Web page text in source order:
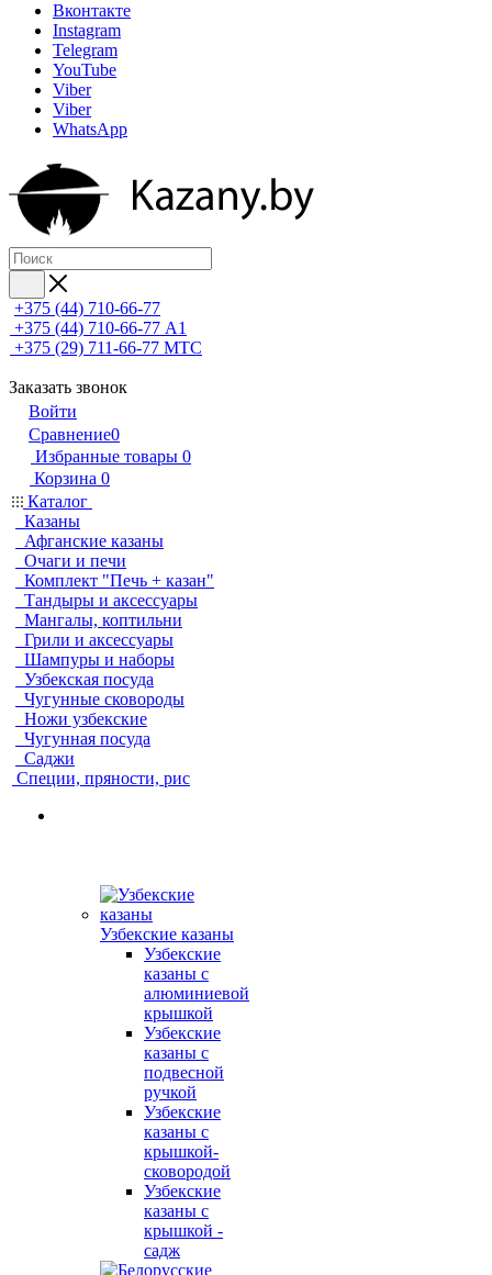
Вконтакте
Instagram
Telegram
YouTube
Viber
Viber
WhatsApp
+375 (44) 710-66-77
+375 (44) 710-66-77 А1
+375 (29) 711-66-77 МТС
Заказать звонок
Войти
Сравнение0
Избранные товары 0
Корзина 0
Каталог
Казаны
Афганские казаны
Очаги и печи
Комплект "Печь + казан"
Тандыры и аксессуары
Мангалы, коптильни
Грили и аксессуары
Шампуры и наборы
Узбекская посуда
Чугунные сковороды
Ножи узбекские
Чугунная посуда
Саджи
Специи, пряности, рис
Узбекские казаны
Узбекские
казаны с
алюминиевой
крышкой
Узбекские
казаны с
подвесной
ручкой
Узбекские
казаны с
крышкой-
сковородой
Узбекские
казаны с
крышкой -
садж